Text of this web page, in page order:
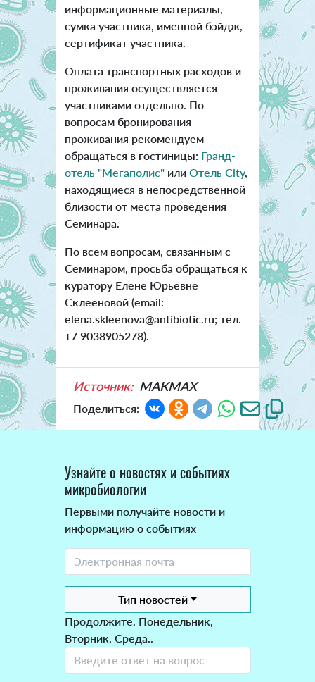
информационные материалы,
сумка участника, именной бэйдж,
сертификат участника.
Оплата транспортных расходов и
проживания осуществляется
участниками отдельно. По
вопросам бронирования
проживания рекомендуем
обращаться в гостиницы: Гранд-
отель "Мегаполис"или Отель City,
находящиеся в непосредственной
близости от места проведения
Семинара.
По всем вопросам, связанным с
Семинаром, просьба обращаться к
куратору Елене Юрьевне
Склееновой (email:
elena.skleenova@antibiotic.ru; тел.
+7 9038905278).
Источник: МАКМАХ
Поделиться:
Узнайте о новостях и событиях
микробиологии
Первыми получайте новости и
информацию о событиях
Тип новостей
Продолжите. Понедельник,
Вторник, Среда..